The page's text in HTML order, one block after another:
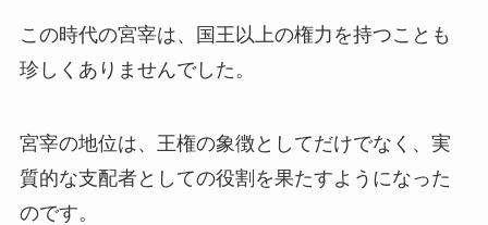
この時代の宮宰は、国王以上の権力を持つことも
珍しくありませんでした。
宮宰の地位は、王権の象徴としてだけでなく、実
質的な支配者としての役割を果たすようになった
のです。